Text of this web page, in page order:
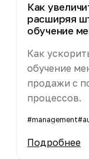
Как
расширяя
обучение
Как
обучение
продажи с
процессов.
#management
Подробнее